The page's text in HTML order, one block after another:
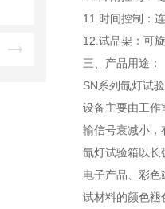
11.时间控制：
12.试品架：可
三、 产品用途：
SN系列氙灯试
设备主要由工作
输信号衰减小，
氙灯试验箱以长
电子产品、彩
试材料的颜色褪